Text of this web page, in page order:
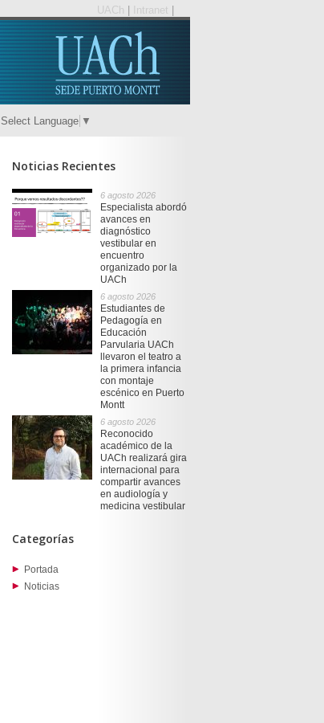
UACh Intranet
Select Language ▼
Noticias Recientes
6 agosto 2026
Especialista abordó
avances en
diagnóstico
vestibular en
encuentro
organizado por la
UACh
6 agosto 2026
Estudiantes de
Pedagogía en
Educación
Parvularia UACh
llevaron el teatro a
la primera infancia
con montaje
escénico en Puerto
Montt
6 agosto 2026
Reconocido
académico de la
UACh realizará gira
internacional para
compartir avances
en audiología y
medicina vestibular
Categorías
Portada
Noticias